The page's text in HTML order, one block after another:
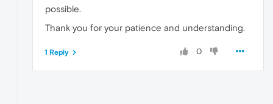
possible.
Thank you for your patience and understanding.
0
1 Reply